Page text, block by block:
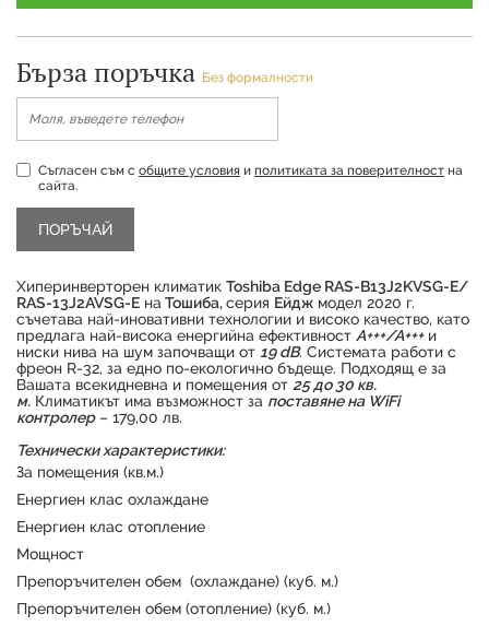
Продуктът е успешно добавен в количката
Бърза поръчка Без формалности
Съгласен съм с общите условия и политиката за поверителност на
сайта.
Хиперинверторен климатик Toshiba Edge RAS-B13J2KVSG-E/
RAS-13J2AVSG-E на Тошиба,серия Ейдж модел 2020 г.
съчетава най-иновативни технологии и високо качество, като
предлага най-висока енергийна ефективност А+++/А+++и
ниски нива на шум започващи от 19 dB. Системата работи с
фреон R-32, за едно по-екологично бъдеще. Подходящ е за
Вашата всекидневна и помещения от 25 до 30 кв.
м. Климатикът има възможност за поставяне на WiFi
контролер– 179,00 лв.
Технически характеристики:
За помещения (кв.м.)
Енергиен клас охлаждане
Енергиен клас отопление
Мощност
Препоръчителен обем (охлаждане) (куб. м.)
Препоръчителен обем (отопление) (куб. м.)